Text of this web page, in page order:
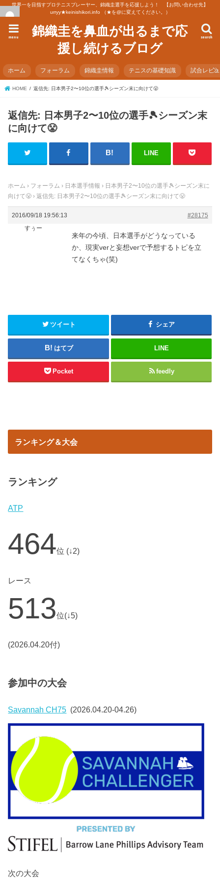
世界一を目指すプロテニスプレーヤー、錦織圭選手を応援しよう！ 【お問い合わせ先】
urryy★keinishikori.info （★を@に変えてください。）
錦織圭を鼻血が出るまで応
援し続けるブログ
search
menu
ホーム フォーラム 錦織圭情報 テニスの基礎知識 試合レビ
HOME 返信先: 日本男子2〜10位の選手🎾シーズン末に向けて😤
返信先: 日本男子2〜10位の選手🎾シーズン末
に向けて😤
LINE
ホーム › フォーラム › 日本選手情報 › 日本男子2〜10位の選手🎾シーズン末に
向けて😤 › 返信先: 日本男子2〜10位の選手🎾シーズン末に向けて😤
2016/09/18 19:56:13
#28175
すぅー
来年の今頃、日本選手がどうなっている
か、現実verと妄想verで予想するトピを立
てなくちゃ(笑)
ツイート シェア
はてブ LINE
Pocket feedly
ランキング＆大会
ランキング
ATP
464位 (↓2)
レース
513位(↓5)
(2026.04.20付)
参加中の大会
Savannah CH75 (2026.04.20-04.26)
次の大会